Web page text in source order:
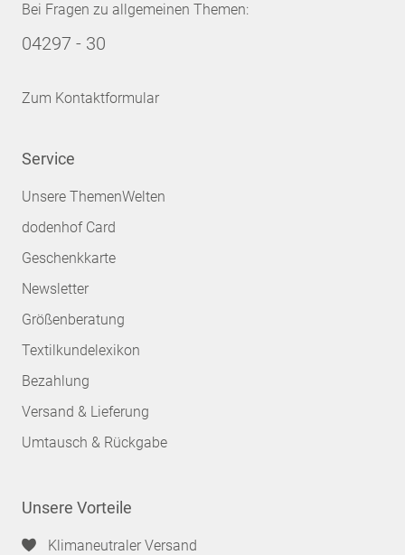
Bei Fragen zu allgemeinen Themen:
04297 - 30
Zum Kontaktformular
Service
Unsere ThemenWelten
dodenhof Card
Geschenkkarte
Newsletter
Größenberatung
Textilkundelexikon
Bezahlung
Versand & Lieferung
Umtausch & Rückgabe
Unsere Vorteile
Klimaneutraler Versand